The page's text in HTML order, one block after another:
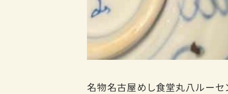
名物名古屋めし食堂丸八ルー